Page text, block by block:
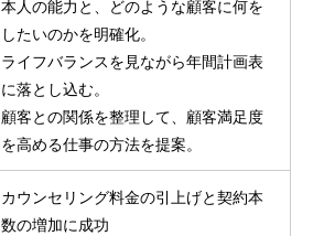
本人の能力と、どのような顧客に何を
したいのかを明確化。
ライフバランスを見ながら年間計画表
に落とし込む。
顧客との関係を整理して、顧客満足度
を高める仕事の方法を提案。
カウンセリング料金の引上げと契約本
数の増加に成功